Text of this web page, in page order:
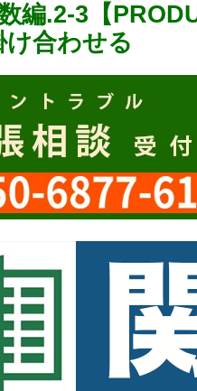
編.2-3【
け合わせる